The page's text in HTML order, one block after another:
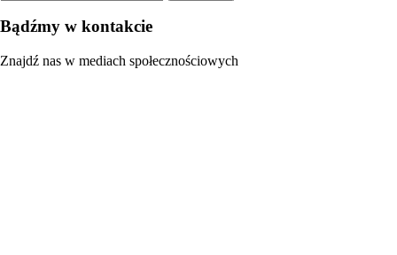
Bądźmy w kontakcie
Znajdź nas w mediach społecznościowych